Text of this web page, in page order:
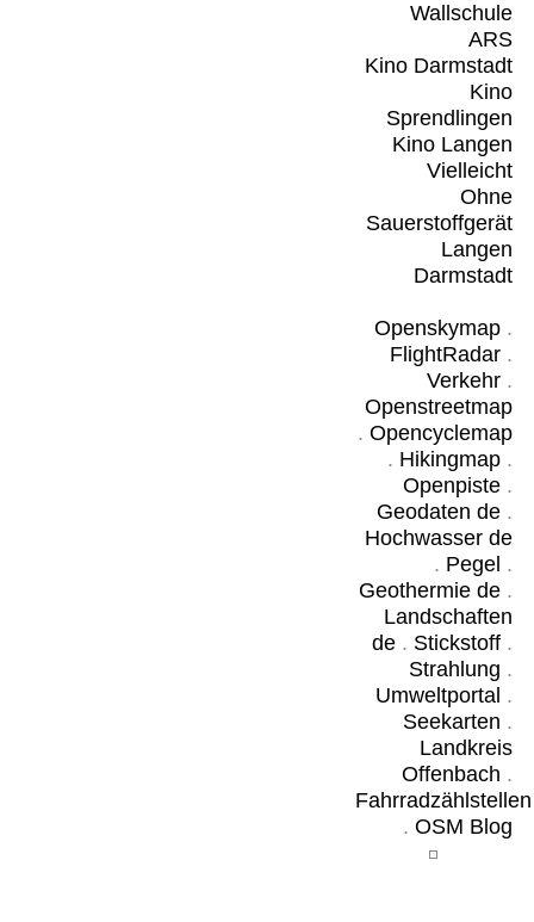
Wallschule
ARS
Kino Darmstadt
Kino
Sprendlingen
Kino Langen
Vielleicht
Ohne
Sauerstoffgerät
Langen
Darmstadt
Openskymap.
FlightRadar.
Verkehr.
Openstreetmap
. Opencyclemap
. Hikingmap.
Openpiste.
Geodaten de.
Hochwasser de
. Pegel .
Geothermie de.
Landschaften
de. Stickstoff.
Strahlung .
Umweltportal .
Seekarten .
Landkreis
Offenbach .
Fahrradzählstellen
. OSM Blog